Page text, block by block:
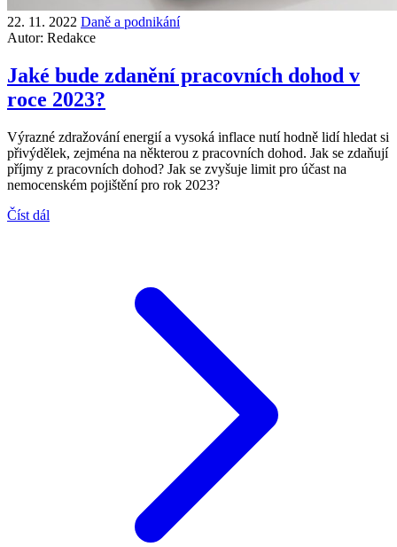
22. 11. 2022 Daně a podnikání
Autor: Redakce
Jaké bude zdanění pracovních dohod v
roce 2023?
Výrazné zdražování energií a vysoká inflace nutí hodně lidí hledat si
přivýdělek, zejména na některou z pracovních dohod. Jak se zdaňují
příjmy z pracovních dohod? Jak se zvyšuje limit pro účast na
nemocenském pojištění pro rok 2023?
Číst dál